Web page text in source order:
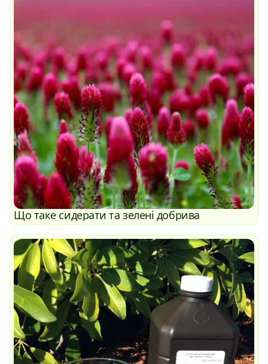
Що таке сидерати та зелені добрива